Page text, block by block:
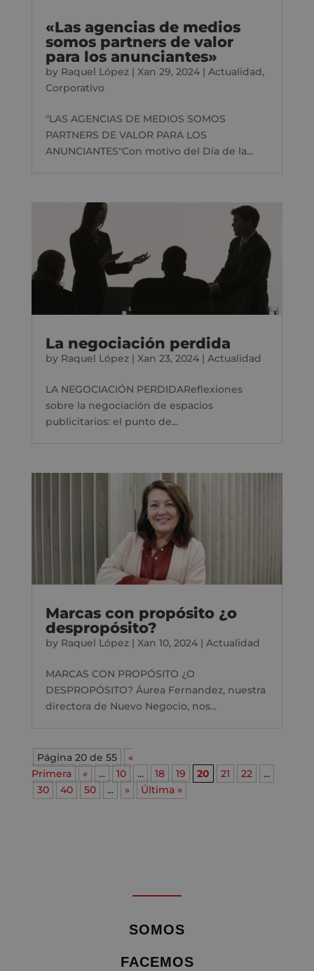
«Las agencias de medios
somos partners de valor
para los anunciantes»
by Raquel López| Xan 29, 2024| Actualidad,
Corporativo
"LAS AGENCIAS DE MEDIOS SOMOS
PARTNERS DE VALOR PARA LOS
ANUNCIANTES"Con motivo del Día de la...
La negociación perdida
by Raquel López| Xan 23, 2024| Actualidad
LA NEGOCIACIÓN PERDIDAReflexiones
sobre la negociación de espacios
publicitarios: el punto de...
Marcas con propósito ¿o
despropósito?
by Raquel López| Xan 10, 2024| Actualidad
MARCAS CON PROPÓSITO ¿O
DESPROPÓSITO? Áurea Fernandez, nuestra
directora de Nuevo Negocio, nos...
Página 20 de 55
«
Primera
« ... 10 ... 18 19 20 21 22
...
30
40 50 ... » Última »
SOMOS
FACEMOS